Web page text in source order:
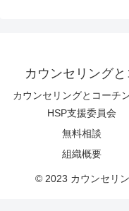
カウンセリング
カウンセリングとコーチ
HSP支援委員会
無料相談
組織概要
© 2023 カウンセリ